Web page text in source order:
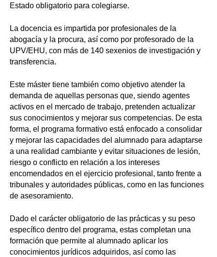
Estado obligatorio para colegiarse.
La docencia es impartida por profesionales de la
abogacía y la procura, así como por profesorado de la
UPV/EHU, con más de 140 sexenios de investigación y
transferencia.
Este máster tiene también como objetivo atender la
demanda de aquellas personas que, siendo agentes
activos en el mercado de trabajo, pretenden actualizar
sus conocimientos y mejorar sus competencias. De esta
forma, el programa formativo está enfocado a consolidar
y mejorar las capacidades del alumnado para adaptarse
a una realidad cambiante y evitar situaciones de lesión,
riesgo o conflicto en relación a los intereses
encomendados en el ejercicio profesional, tanto frente a
tribunales y autoridades públicas, como en las funciones
de asesoramiento.
Dado el carácter obligatorio de las prácticas y su peso
específico dentro del programa, estas completan una
formación que permite al alumnado aplicar los
conocimientos jurídicos adquiridos, así como las